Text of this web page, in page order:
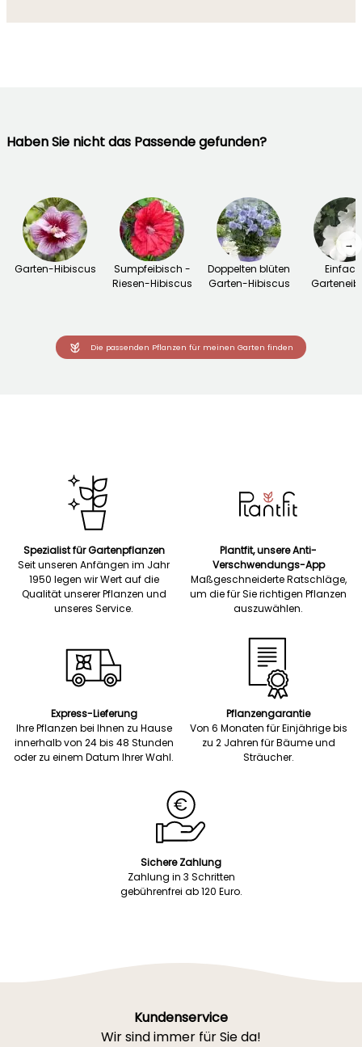
Haben Sie nicht das Passende gefunden?
Garten-Hibiscus
Sumpfeibisch -
Riesen-Hibiscus
Doppelten blüten
Garten-Hibiscus
→
Die passenden Pflanzen für meinen Garten finden
Spezialist für Gartenpflanzen
Seit unseren Anfängen im Jahr
1950 legen wir Wert auf die
Qualität unserer Pflanzen und
unseres Service.
Plantfit, unsere Anti-
Verschwendungs-App
Maßgeschneiderte Ratschläge,
um die für Sie richtigen Pflanzen
auszuwählen.
Express-Lieferung
Ihre Pflanzen bei Ihnen zu Hause
innerhalb von 24 bis 48 Stunden
oder zu einem Datum Ihrer Wahl.
Pflanzengarantie
Von 6 Monaten für Einjährige bis
zu 2 Jahren für Bäume und
Sträucher.
Sichere Zahlung
Zahlung in 3 Schritten
gebührenfrei ab 120 Euro.
Kundenservice
Wir sind immer für Sie da!